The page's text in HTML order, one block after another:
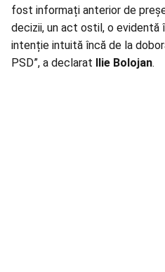
fost informați anterior de
decizii, un act ostil, o evidentă
intenție intuită încă de la
PSD”, a declarat Ilie Bolojan.